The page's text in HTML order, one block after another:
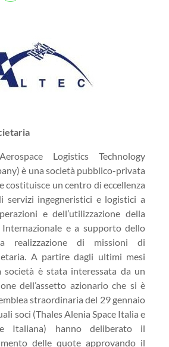
Logistics Technology
è una società pubblico-privata
costituisce un centro di eccellenza
servizi ingegneristici e logistici a
e dell’utilizzazione della
Internazionale e a supporto dello
realizzazione di missioni di
A partire dagli ultimi mesi
società è stata interessata da un
dell’assetto azionario che si è
straordinaria del 29 gennaio
soci (Thales Alenia Space Italia e
Italiana) hanno deliberato il
delle quote approvando il